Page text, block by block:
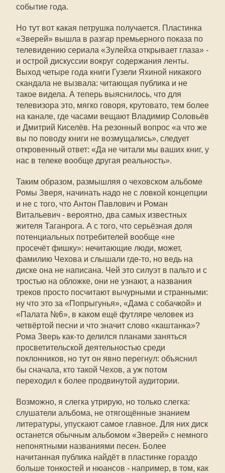
событие года.
Но тут вот какая петрушка получается. Пластинка
«Зверей» вышла в разгар премьерного показа по
телевидению сериала «Зулейха открывает глаза» -
и острой дискуссии вокруг содержания ленты.
Выход четыре года книги Гузели Яхиной никакого
скандала не вызвала: читающая публика и не
такое видела. А теперь выяснилось, что для
телевизора это, мягко говоря, крутовато, тем более
на канале, где часами вещают Владимир Соловьёв
и Дмитрий Киселёв. На резонный вопрос «а что же
вы по поводу книги не возмущались», следует
откровенный ответ: «Да не читали мы ваших книг, у
нас в телеке вообще другая реальность».
Таким образом, размышляя о чеховском альбоме
Ромы Зверя, начинать надо не с ловкой концепции
и не с того, что Антон Павлович и Роман
Витальевич - вероятно, два самых известных
жителя Таганрога. А с того, что серьёзная доля
потенциальных потребителей вообще «не
просечёт фишку»: нечитающие люди, может,
фамилию Чехова и слышали где-то, но ведь на
диске она не написана. Чей это силуэт в пальто и с
тростью на обложке, они не узнают, а названия
треков просто посчитают вычурными и странными:
ну что это за «Попрыгунья», «Дама с собачкой» и
«Палата №6», в каком ещё футляре человек из
четвёртой песни и что значит слово «каштанка»?
Рома Зверь как-то делился планами заняться
просветительской деятельностью среди
поклонников, но тут он явно перегнул: объяснил
бы сначала, кто такой Чехов, а уж потом
переходил к более продвинутой аудитории.
Возможно, я слегка утрирую, но только слегка:
слушатели альбома, не отягощённые знанием
литературы, упускают самое главное. Для них диск
останется обычным альбомом «Зверей» с немного
непонятными названиями песен. Более
начитанная публика найдёт в пластинке гораздо
больше тонкостей и нюансов - например, в том, как